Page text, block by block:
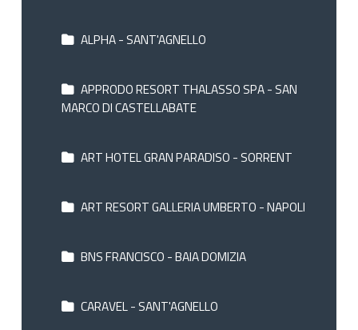
ALPHA - SANT'AGNELLO
APPRODO RESORT THALASSO SPA - SAN
MARCO DI CASTELLABATE
ART HOTEL GRAN PARADISO - SORRENT
ART RESORT GALLERIA UMBERTO - NAPOLI
BNS FRANCISCO - BAIA DOMIZIA
CARAVEL - SANT'AGNELLO